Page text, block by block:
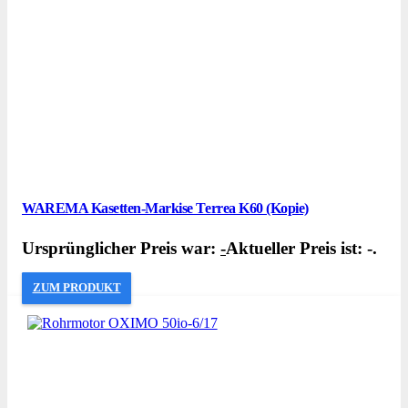
WAREMA Kasetten-Markise Terrea K60 (Kopie)
Ursprünglicher Preis war: -Aktueller Preis ist: -.
ZUM PRODUKT